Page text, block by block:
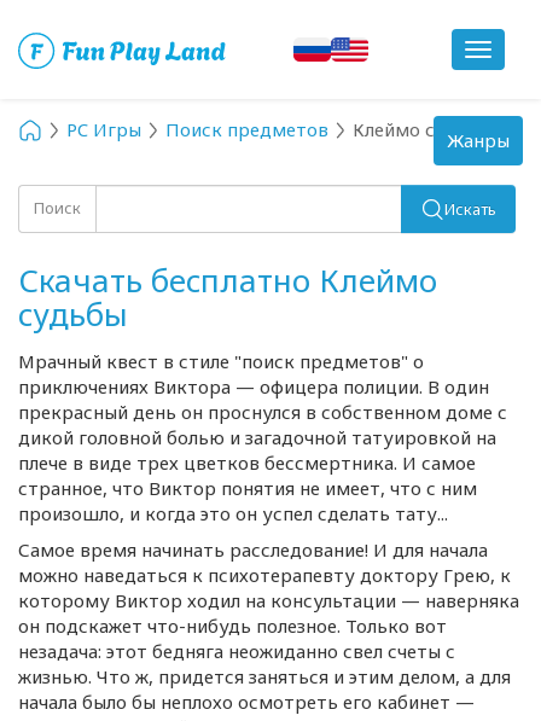
Toggle
PC Игры Поиск предметов Клеймо судьбы
Поиск Искать
Скачать бесплатно Клеймо
судьбы
Мрачный квест в стиле "поиск предметов" о
приключениях Виктора — офицера полиции. В один
прекрасный день он проснулся в собственном доме с
дикой головной болью и загадочной татуировкой на
плече в виде трех цветков бессмертника. И самое
странное, что Виктор понятия не имеет, что с ним
произошло, и когда это он успел сделать тату...
Самое время начинать расследование! И для начала
можно наведаться к психотерапевту доктору Грею, к
которому Виктор ходил на консультации — наверняка
он подскажет что-нибудь полезное. Только вот
незадача: этот бедняга неожиданно свел счеты с
жизнью. Что ж, придется заняться и этим делом, а для
начала было бы неплохо осмотреть его кабинет —
Toggle
navigation
Жанры